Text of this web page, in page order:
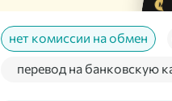
нет комиссии на обмен
перевод на банковскую